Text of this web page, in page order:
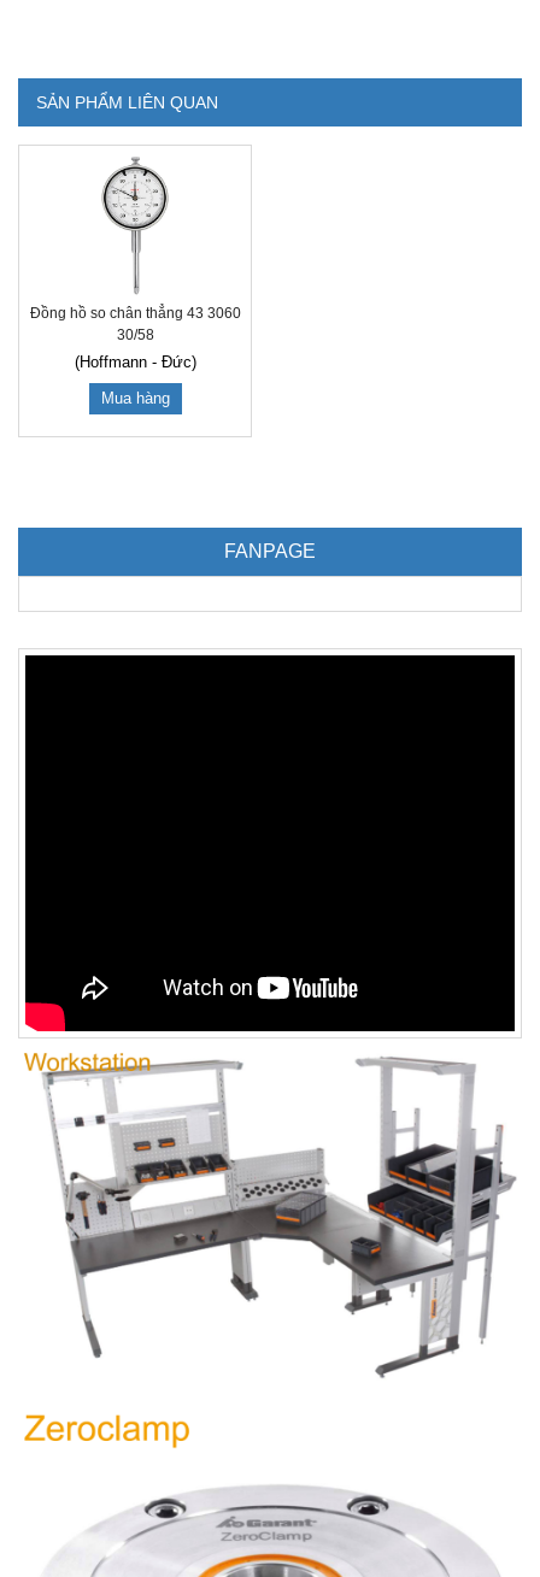
SẢN PHẨM LIÊN QUAN
Đồng hồ so chân thẳng 43 3060
30/58
(Hoffmann - Đức)
Mua hàng
FANPAGE